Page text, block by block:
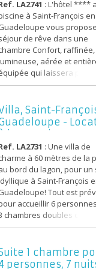
mer en catamaran,
LA2741 : L'hôtel ****
à Saint-François en
vous
de rêve dans une
Confort, raffinée,
aérée et
qui laissera place
Des matières
vous permettront
déconnecter et vous
plongeront dans un univers
authentique. Un lit d'appoint
être ajouté sur...
Saint-
-
à la semai...
LA2731 : Une villa de
à 60 mètres de la
bord du lagon, pour un
à Saint-François
Tout est
accueillir 6
chambres doubles
sur la piscine.
lavabo et WC. Un
espace séjour et cuisine
1 chambre
personnes, 7